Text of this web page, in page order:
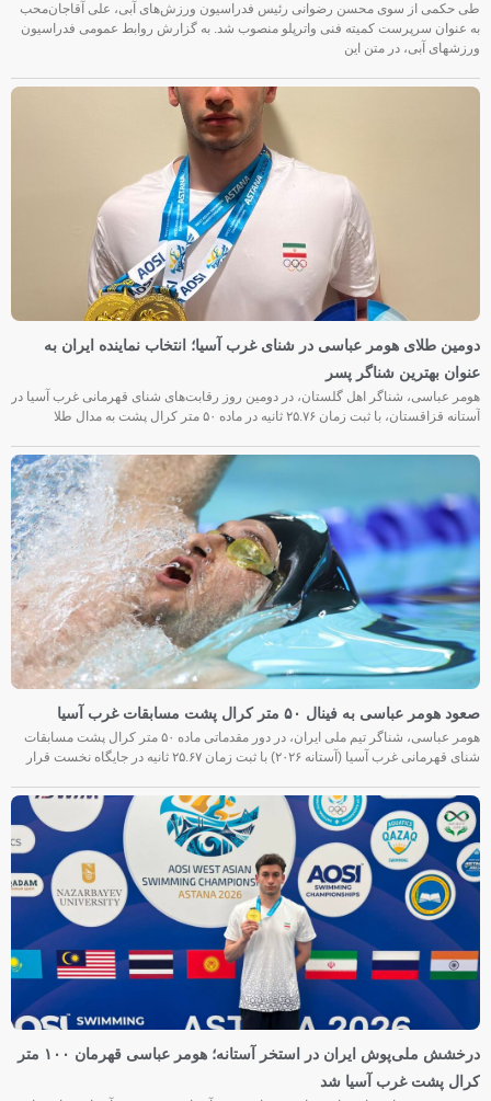
طی حکمی از سوی محسن رضوانی رئیس فدراسیون ورزش‌های آبی، علی آقاجان‌محب
به عنوان سرپرست کمیته فنی واترپلو منصوب شد. به گزارش روابط عمومی فدراسیون
ورزشهای آبی، در متن این
دومین طلای هومر عباسی در شنای غرب آسیا؛ انتخاب نماینده ایران به
عنوان بهترین شناگر پسر
هومر عباسی، شناگر اهل گلستان، در دومین روز رقابت‌های شنای قهرمانی غرب آسیا در
آستانه قزاقستان، با ثبت زمان ۲۵.۷۶ ثانیه در ماده ۵۰ متر کرال پشت به مدال طلا
صعود هومر عباسی به فینال ۵۰ متر کرال پشت مسابقات غرب آسیا
هومر عباسی، شناگر تیم ملی ایران، در دور مقدماتی ماده ۵۰ متر کرال پشت مسابقات
شنای قهرمانی غرب آسیا (آستانه ۲۰۲۶) با ثبت زمان ۲۵.۶۷ ثانیه در جایگاه نخست قرار
درخشش ملی‌پوش ایران در استخر آستانه؛ هومر عباسی قهرمان ۱۰۰ متر
کرال پشت غرب آسیا شد